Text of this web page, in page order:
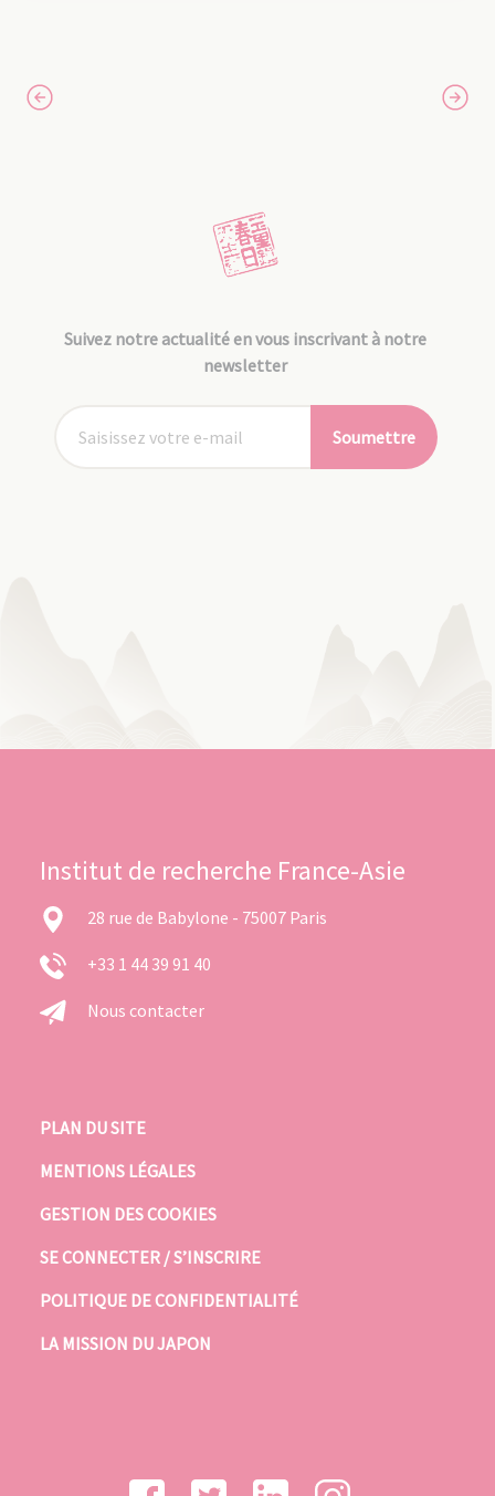
Suivez notre actualité en vous inscrivant à notre
newsletter
Soumettre
Institut de recherche France-Asie
28 rue de Babylone - 75007 Paris
+33 1 44 39 91 40
Nous contacter
PLAN DU SITE
MENTIONS LÉGALES
GESTION DES COOKIES
SE CONNECTER / S’INSCRIRE
POLITIQUE DE CONFIDENTIALITÉ
LA MISSION DU JAPON